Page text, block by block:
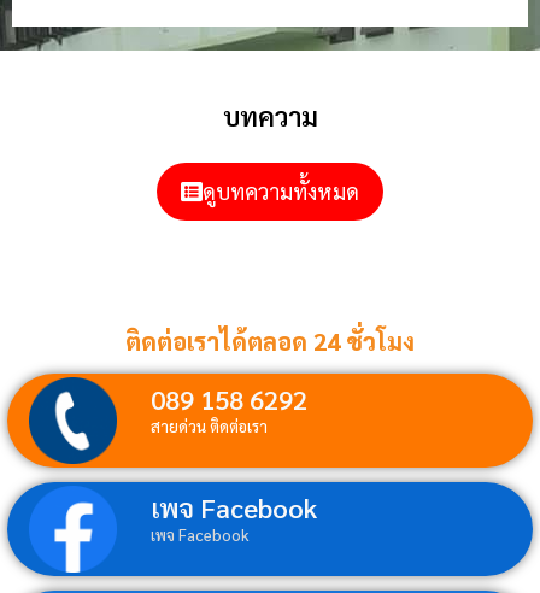
บทความ
ดูบทความทั้งหมด
ติดต่อเราได้ตลอด 24 ชั่วโมง
089 158 6292
สายด่วน ติดต่อเรา
เพจ Facebook
เพจ Facebook